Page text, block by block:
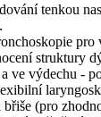
tenkou
struktury
ve výdechu -
břiše (pro